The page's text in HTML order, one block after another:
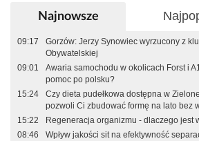
Najnowsze
09:17
Gorzów: Jerzy Synowiec wyrzucony z
Obywatelskiej
09:01
Awaria samochodu w okolicach Forst i
pomoc po polsku?
15:24
Czy dieta pudełkowa dostępna w
pozwoli Ci zbudować formę na lato bez
15:22
Regeneracja organizmu - dlaczego jest
08:46
Wpływ jakości sit na efektywność